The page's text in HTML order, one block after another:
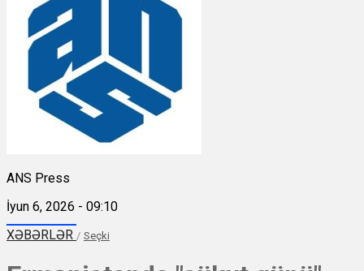
ANS Press
İyun 6, 2026 - 09:10
XƏBƏRLƏR / Seçki